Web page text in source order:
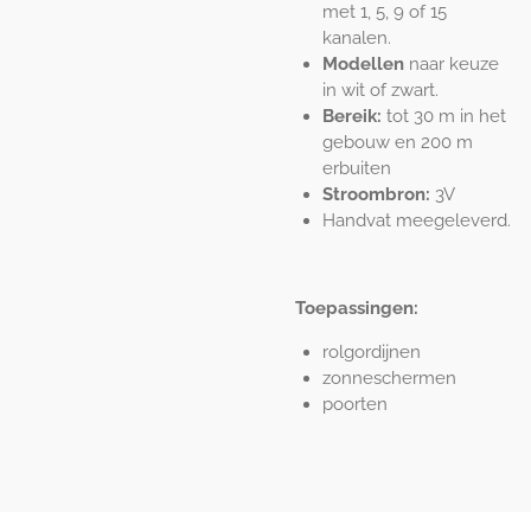
met 1, 5, 9 of 15
kanalen.
Modellen naar keuze
in wit of zwart.
Bereik: tot 30 m in het
gebouw en 200 m
erbuiten
Stroombron: 3V
Handvat meegeleverd.
Toepassingen:
rolgordijnen
zonneschermen
poorten